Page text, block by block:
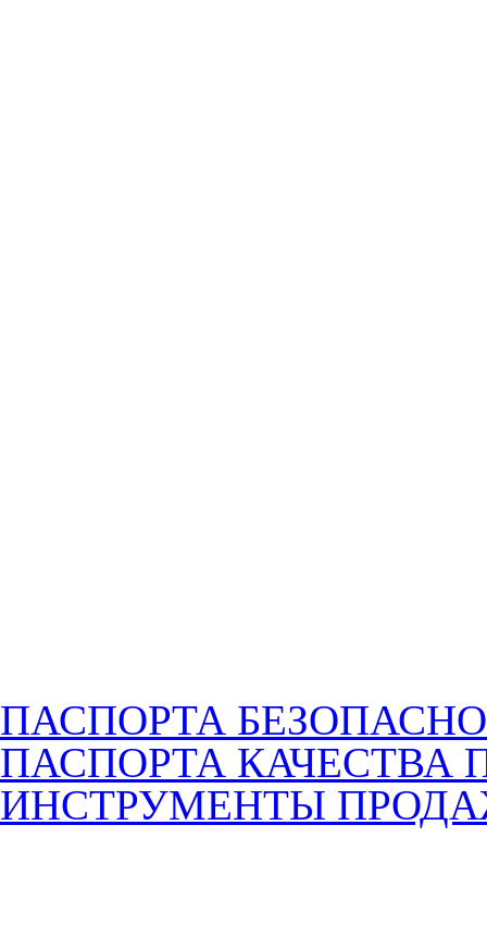
ПАСПОРТА
ПАСПОРТА КАЧЕСТВА
ИНСТРУМЕНТЫ